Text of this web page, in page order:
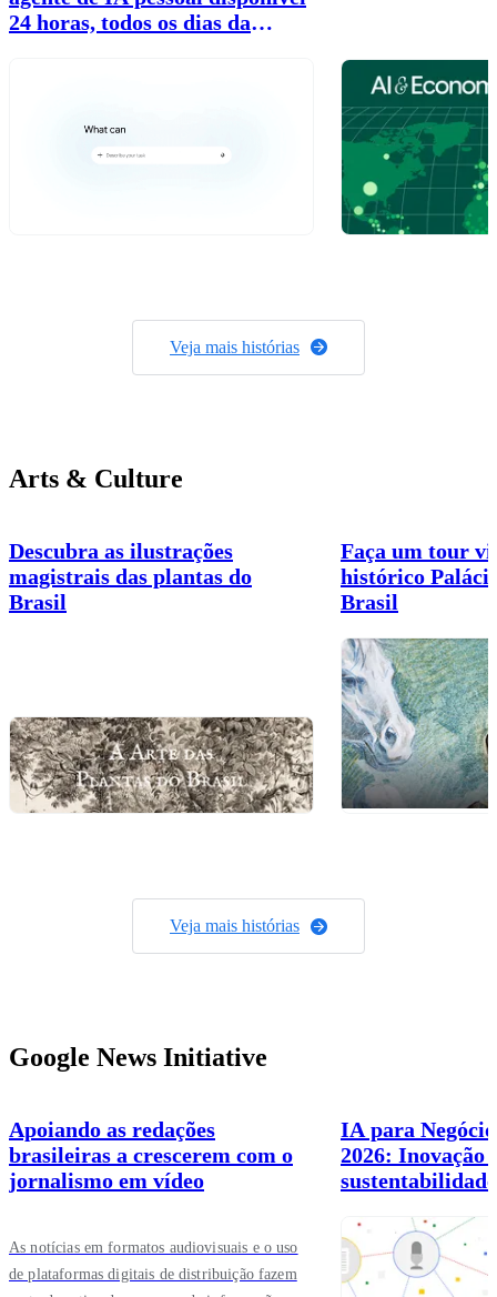
24 horas, todos os dias da
Veja mais histórias
Arts & Culture
Descubra as ilustrações
magistrais das plantas do
Brasil
Faça um tour
histórico
Brasil
Veja mais histórias
Google News Initiative
Apoiando as redações
brasileiras a crescerem com o
jornalismo em vídeo
As notícias em formatos audiovisuais e o uso
de plataformas digitais de distribuição fazem
IA para
2026: Inovação